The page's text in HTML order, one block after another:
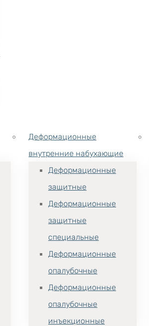
Деформационные
внутренние набухающие
Деформационные
защитные
Деформационные
защитные
специальные
Деформационные
опалубочные
Деформационные
опалубочные
инъекционные